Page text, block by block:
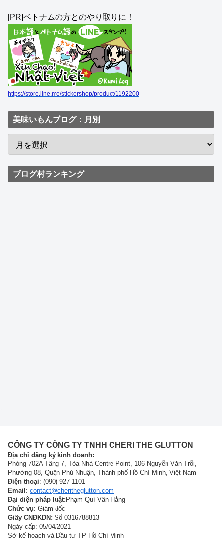
[PR]ベトナムの方とのやり取りに！
https://store.line.me/stickershop/product/1192200
美味いもんブログ：月別
ブログ村ランキング
CÔNG TY CÔNG TY TNHH CHERI THE GLUTTON
Địa chỉ đăng ký kinh doanh:
Phòng 702A Tầng 7, Tòa Nhà Centre Point, 106 Nguyễn Văn Trỗi,
Phường 08, Quận Phú Nhuận, Thành phố Hồ Chí Minh, Việt Nam
Điện thoại: (090) 927 1101
Email: contact@cheritheglutton.com
Đại diện pháp luật:Phạm Quí Vân Hằng
Chức vụ: Giám đốc
Giấy CNĐKDN: Số 0316788813
Ngày cấp: 05/04/2021
Sở kế hoạch và Đầu tư TP Hồ Chí Minh